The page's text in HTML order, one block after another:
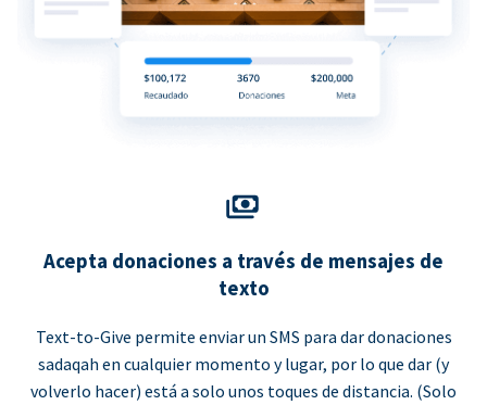
Acepta donaciones a través de mensajes de
texto
Text-to-Give permite enviar un SMS para dar donaciones
sadaqah en cualquier momento y lugar, por lo que dar (y
volverlo hacer) está a solo unos toques de distancia. (Solo